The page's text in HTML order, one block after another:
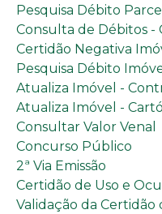
Pesquisa Débito
Consulta de Débitos
Certidão Negativa
Pesquisa Débito
Atualiza Imóvel -
Atualiza Imóvel -
Consultar Valor Venal
Concurso Público
2ª Via Emissão
Certidão de Uso e
Validação da Certidão